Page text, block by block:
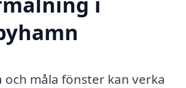
måla fönster kan verka